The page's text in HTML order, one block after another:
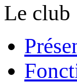
Le club